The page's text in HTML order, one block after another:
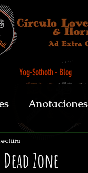
Yog-Sothoth - Blog
Anotaciones
y datos
Zone